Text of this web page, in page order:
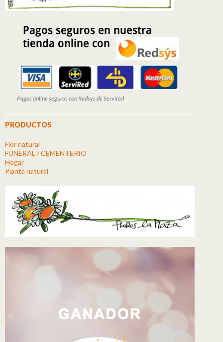
Pagos online seguros con Redsys de Servired
PRODUCTOS
Flor natural
FUNERAL / CEMENTERIO
Hogar
Planta natural